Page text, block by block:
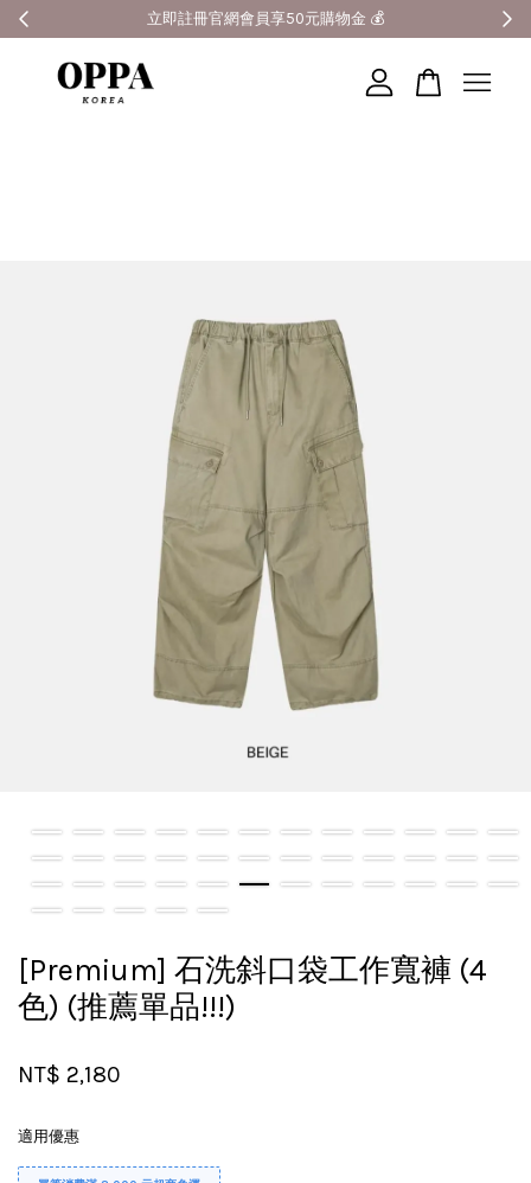
全館滿3000元超商免運 🚚
[Premium] 石洗斜口袋工作寬褲 (4
色) (推薦單品!!!)
NT$ 2,180
適用優惠